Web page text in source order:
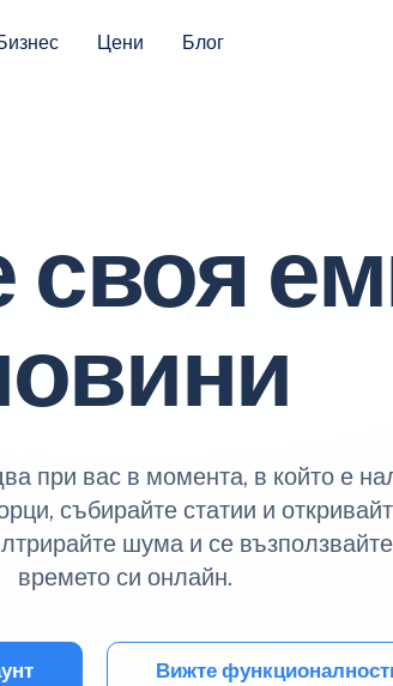
Цени Блог
своя
при вас в момента, в който е
събирайте статии и
шума и се
времето си онлайн.
Вижте